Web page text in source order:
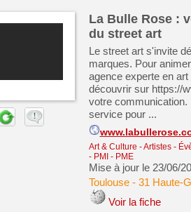
La Bulle Rose :
du street art
Le street art s'invite
marques. Pour
agence experte en
découvrir sur https://
votre
service pour ...
Art & Culture - Artistes -
- PMI - PME
Mise à jour le 23/06/
Toulouse- 31 Haute-
Voir la fiche